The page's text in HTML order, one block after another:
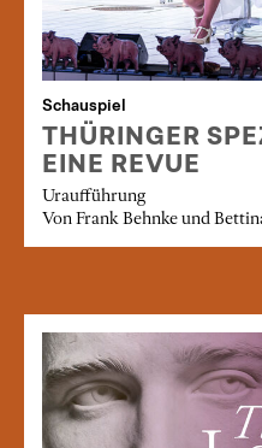
Schauspiel
THÜRINGER
EINE REVUE
Uraufführung
Von Frank Behnke und